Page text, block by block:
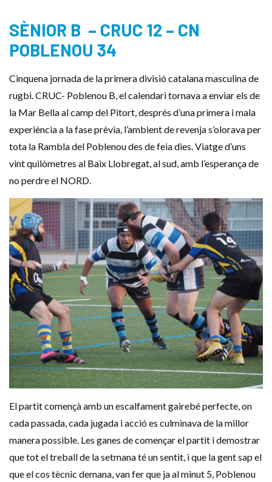
SÈNIOR B – CRUC 12 – CN
POBLENOU 34
Cinquena jornada de la primera divisió catalana masculina de
rugbi. CRUC- Poblenou B, el calendari tornava a enviar els de
la Mar Bella al camp del Pitort, després d’una primera i mala
experiència a la fase prèvia, l’ambient de revenja s’olorava per
tota la Rambla del Poblenou des de feia dies. Viatge d’uns
vint quilòmetres al Baix Llobregat, al sud, amb l’esperança de
no perdre el NORD.
El partit començà amb un escalfament gairebé perfecte, on
cada passada, cada jugada i acció es culminava de la millor
manera possible. Les ganes de començar el partit i demostrar
que tot el treball de la setmana té un sentit, i que la gent sap el
que el cos tècnic demana, van fer que ja al minut 5, Poblenou